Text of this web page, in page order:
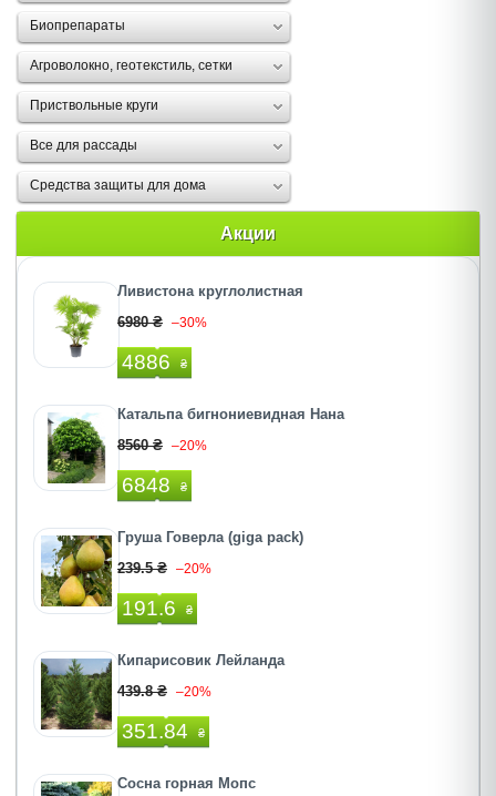
Биопрепараты
Агроволокно, геотекстиль, сетки
Приствольные круги
Все для рассады
Средства защиты для дома
Акции
Ливистона круглолистная
6980 ₴ –30%
4886 ₴
Катальпа бигнониевидная Нана
8560 ₴ –20%
6848 ₴
Груша Говерла (giga pack)
239.5 ₴ –20%
191.6 ₴
Кипарисовик Лейланда
439.8 ₴ –20%
351.84 ₴
Сосна горная Мопс